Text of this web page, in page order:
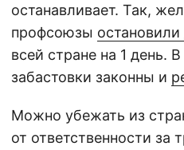
останавливает. Так,
профсоюзы
всей стране на 1 день.
забастовки законны и
Можно убежать из
от ответственности за